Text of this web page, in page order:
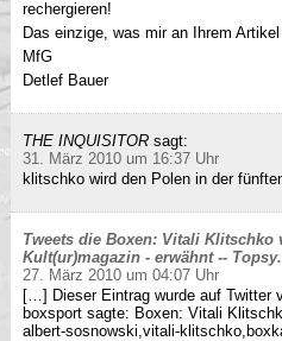
rechergieren!
Das einzige, was mir an Ihrem
MfG
Detlef Bauer
THE INQUISITOR sagt:
31. März 2010 um 16:37 Uhr
klitschko wird den Polen in der
Tweets die Boxen: Vitali Klitschko
Kult(ur)magazin - erwähnt --
27. März 2010 um 04:07 Uhr
[…] Dieser Eintrag wurde auf Twitter
boxsport sagte: Boxen: Vitali
albert-sosnowski,vitali-